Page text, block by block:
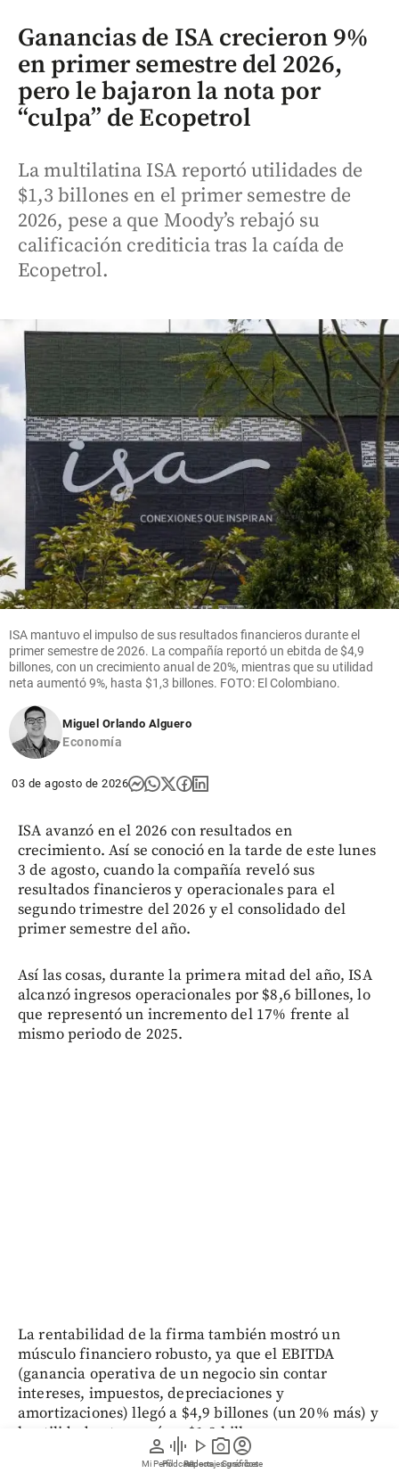
person
Mi Perfil
graphic_eq
Pódcast
play_arrow
Videos
photo_camera
Reportajes gráficos
account_circle
Suscríbete
Ganancias de ISA crecieron 9%
en primer semestre del 2026,
pero le bajaron la nota por
“culpa” de Ecopetrol
La multilatina ISA reportó utilidades de
$1,3 billones en el primer semestre de
2026, pese a que Moody’s rebajó su
calificación crediticia tras la caída de
Ecopetrol.
ISA mantuvo el impulso de sus resultados financieros durante el
primer semestre de 2026. La compañía reportó un ebitda de $4,9
billones, con un crecimiento anual de 20%, mientras que su utilidad
neta aumentó 9%, hasta $1,3 billones. FOTO: El Colombiano.
Miguel Orlando Alguero
Economía
03 de agosto de 2026
ISA avanzó en el 2026 con resultados en
crecimiento. Así se conoció en la tarde de este lunes
3 de agosto, cuando la compañía reveló sus
resultados financieros y operacionales para el
segundo trimestre del 2026 y el consolidado del
primer semestre del año.
Así las cosas, durante la primera mitad del año, ISA
alcanzó ingresos operacionales por $8,6 billones, lo
que representó un incremento del 17% frente al
mismo periodo de 2025.
La rentabilidad de la firma también mostró un
músculo financiero robusto, ya que el EBITDA
(ganancia operativa de un negocio sin contar
intereses, impuestos, depreciaciones y
amortizaciones) llegó a $4,9 billones (un 20% más) y
la utilidad neta cerró en $1,3 billones, con un
crecimiento del 9%.